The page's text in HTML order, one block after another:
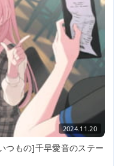
2024.11.20
つもの]千早愛音のステー